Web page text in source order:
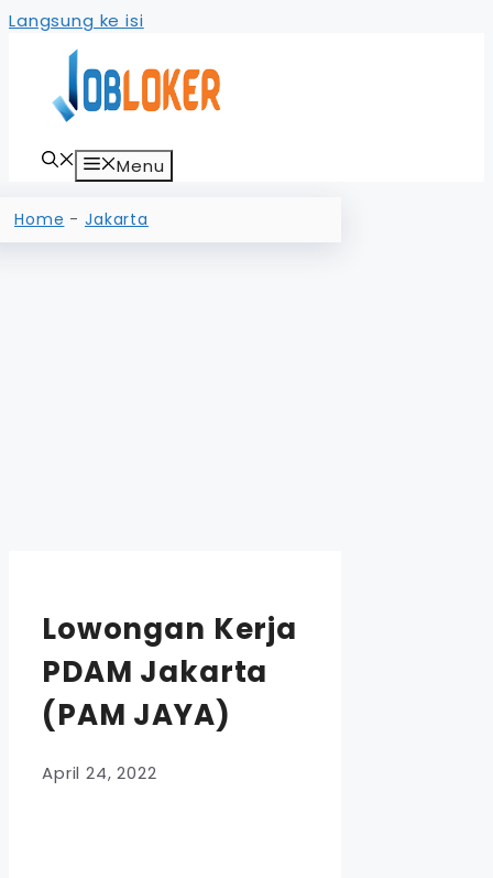
Langsung ke isi
Menu
Home - Jakarta
Lowongan Kerja
PDAM Jakarta
(PAM JAYA)
April 24, 2022